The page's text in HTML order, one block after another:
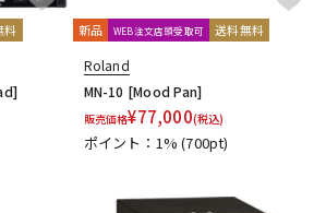
料 新品 WEB注文店頭受取可 送料無料
Roland
MN-10 [Mood Pan]
販売価格¥77,000(税込)
ポイント：1%(700pt)